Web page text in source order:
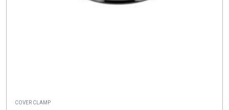
COVER CLAMP